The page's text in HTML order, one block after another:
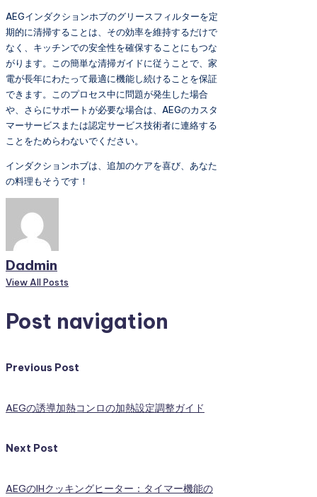
AEGインダクションホブのグリースフィルターを定
期的に清掃することは、その効率を維持するだけで
なく、キッチンでの安全性を確保することにもつな
がります。この簡単な清掃ガイドに従うことで、家
電が長年にわたって最適に機能し続けることを保証
できます。このプロセス中に問題が発生した場合
や、さらにサポートが必要な場合は、AEGのカスタ
マーサービスまたは認定サービス技術者に連絡する
ことをためらわないでください。
インダクションホブは、追加のケアを喜び、あなた
の料理もそうです！
Dadmin
View All Posts
Post navigation
Previous Post
AEGの誘導加熱コンロの加熱設定調整ガイド
Next Post
AEGのIHクッキングヒーター：タイマー機能の